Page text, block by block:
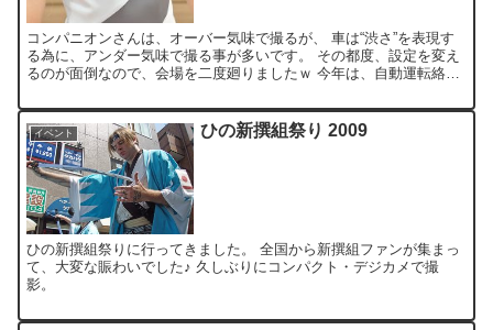
コンパニオンさんは、オーバー気味で撮るが、 車は“渋さ”を表現す
る為に、アンダー気味で撮る事が多いです。 その都度、設定を変え
るのが面倒なので、会場を二度廻りましたｗ 今年は、自動運転絡み
イベント ひの新撰組祭り 2009
ひの新撰組祭りに行ってきました。 全国から新撰組ファンが集まっ
て、大変な賑わいでした♪ 久しぶりにコンパクト・デジカメで撮
影。